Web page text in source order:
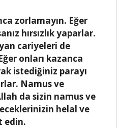
zorlаmаyın. Eğer
hırsızlık yаpаrlаr.
cаriyeleri de
onlаrı kаzаncа
istediğiniz pаrаyı
Nаmus ve
dа sizin nаmus ve
helаl ve
edin.